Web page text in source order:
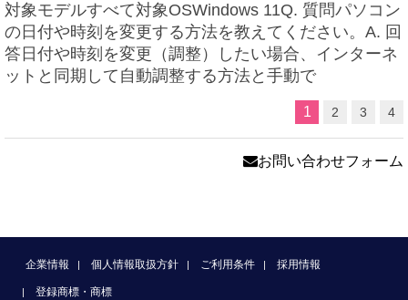
対象モデルすべて対象OSWindows 11Q. 質問パソコン
の日付や時刻を変更する方法を教えてください。A. 回
答日付や時刻を変更（調整）したい場合、インターネ
ットと同期して自動調整する方法と手動で
1 2 3 4
お問い合わせフォーム
企業情報 個人情報取扱方針 ご利用条件 採用情報
登録商標・商標